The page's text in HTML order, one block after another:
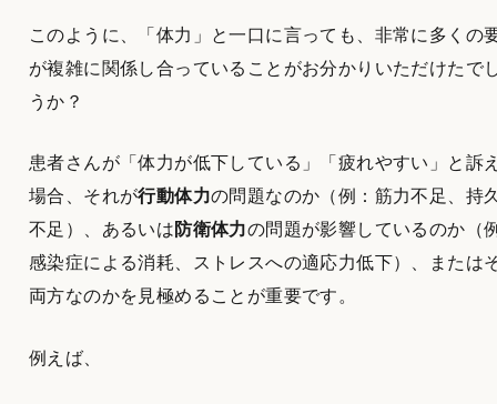
このように、「体力」と一口に言っても、非常に多くの
が複雑に関係し合っていることがお分かりいただけたで
うか？
患者さんが「体力が低下している」「疲れやすい」と訴
場合、それが行動体力の問題なのか（例：筋力不足、持
不足）、あるいは 防衛体力の問題が影響しているのか（
感染症による消耗、ストレスへの適応力低下）、または
両方なのかを見極めることが重要です。
例えば、